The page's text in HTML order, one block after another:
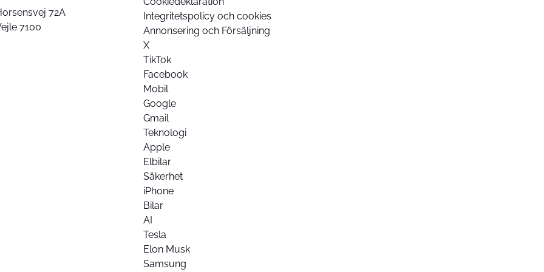
72A
7100
Integritetspolicy och cookies
Annonsering och Försäljning
X
TikTok
Facebook
Mobil
Google
Gmail
Teknologi
Apple
Elbilar
Säkerhet
iPhone
Bilar
AI
Tesla
Elon Musk
Samsung